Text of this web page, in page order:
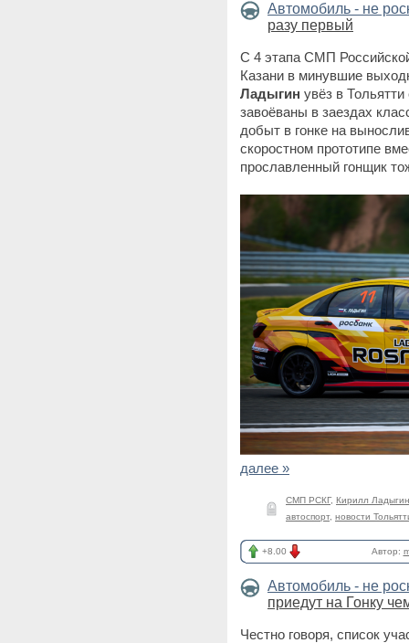
Автомобиль - не
разу первый
С 4 этапа СМП
Казани в минувшие
Ладыгин увёз в
завоёваны в заездах
добыт в гонке на
скоростном прототипе
прославленный гонщик
далее »
СМП РСКГ, Кирилл Ладыгин
автоспорт, новости
+8.00 Автор:
Автомобиль - не
приедут на Гонку
Честно говоря, список